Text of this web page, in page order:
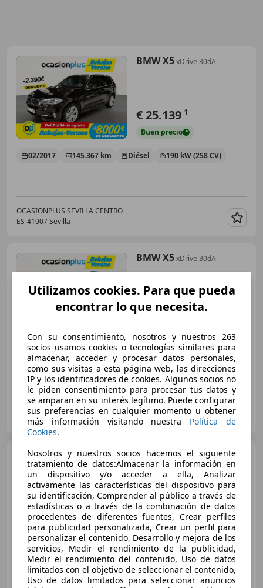
BMW X5xDrive 30dA
€ 25.139 1
Buen precio
02/2017 145.367 km Diésel 190 kW (258 CV)
OCASIONPLUS SEVILLA CENTRO
ES-41007 Sevilla
BMW X5xDrive 30dA
€ 30.990 1
11/2014 116.207 km Diésel 190 kW (258 CV)
OCASIONPLUS LA MAQUINISTA II
ES-08020 SANT ANDREU
BMW X5xDrive 30dA
€ 25.139 1
Buen precio
02/2017 145.367 km Diésel 190 kW (258 CV)
Utilizamos cookies. Para que pueda
encontrar lo que necesita.
Con su consentimiento, nosotros y nuestros 263
socios usamos cookies o tecnologías similares para
almacenar, acceder y procesar datos personales,
como sus visitas a esta página web, las direcciones
IP y los identificadores de cookies. Algunos socios no
le piden consentimiento para procesar tus datos y
se amparan en su interés legítimo. Puede configurar
sus preferencias en cualquier momento u obtener
más información visitando nuestra Política de
Cookies.
Nosotros y nuestros socios hacemos el siguiente
tratamiento de datos:Almacenar la información en
un dispositivo y/o acceder a ella, Analizar
activamente las características del dispositivo para
su identificación, Comprender al público a través de
estadísticas o a través de la combinación de datos
procedentes de diferentes fuentes, Crear perfiles
para publicidad personalizada, Crear un perfil para
personalizar el contenido, Desarrollo y mejora de los
servicios, Medir el rendimiento de la publicidad,
Medir el rendimiento del contenido, Uso de datos
limitados con el objetivo de seleccionar el contenido,
Uso de datos limitados para seleccionar anuncios